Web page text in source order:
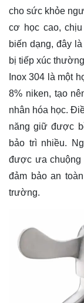
cho sức khỏe
cơ học cao,
biến dạng, đây
bị tiếp xúc
Inox 304 là một
8% niken, tạo
nhân hóa học.
năng giữ được
bảo trì nhiều.
được ưa chuộng
đảm bảo an
trường.